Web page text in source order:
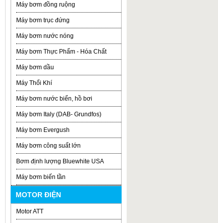
Máy bơm đồng ruộng
Máy bơm trục đứng
Máy bơm nước nóng
Máy bơm Thực Phẩm - Hóa Chất
Máy bơm dầu
Máy Thổi Khí
Máy bơm nước biển, hồ bơi
Máy bơm Italy (DAB- Grundfos)
Máy bơm Evergush
Máy bơm công suất lớn
Bơm định lượng Bluewhite USA
Máy bơm biến tần
MOTOR ĐIỆN
Motor ATT